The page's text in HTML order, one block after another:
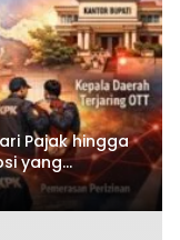
Pajak hingga
yang